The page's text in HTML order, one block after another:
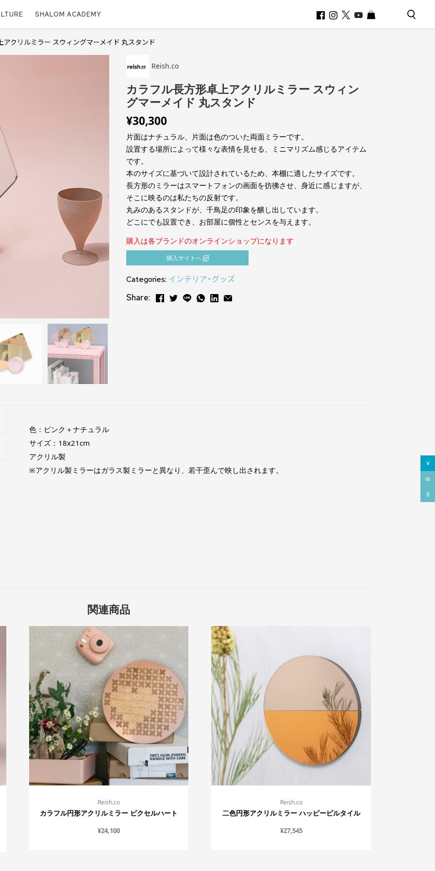
¥
₪
$
SHALOM ACADEMY
アクリルミラー スウィングマーメイド 丸スタンド
Reish.co
カラフル長方形卓上アクリルミラー スウィン
グマーメイド 丸スタンド
¥30,300
片面はナチュラル、片面は色のついた両面ミラーです。
設置する場所によって様々な表情を見せる、ミニマリズム感じるアイテム
です。
本のサイズに基づいて設計されているため、本棚に適したサイズです。
長方形のミラーはスマートフォンの画面を彷彿させ、身近に感じますが、
そこに映るのは私たちの反射です。
丸みのあるスタンドが、千鳥足の印象を醸し出しています。
どこにでも設置でき、お部屋に個性とセンスを与えます。
購入は各ブランドのオンラインショップになります
購⼊サイトへ
Categories: インテリア・グッズ
Share:
色：ピンク＋ナチュラル
サイズ：18x21cm
アクリル製
※アクリル製ミラーはガラス製ミラーと異なり、若干歪んで映し出されます。
関連商品
Reish.co
カラフル円形アクリルミラー ピクセルハート
¥24,100
Reish.co
二色円形アクリルミラー ハッピーピルタイル
¥27,545